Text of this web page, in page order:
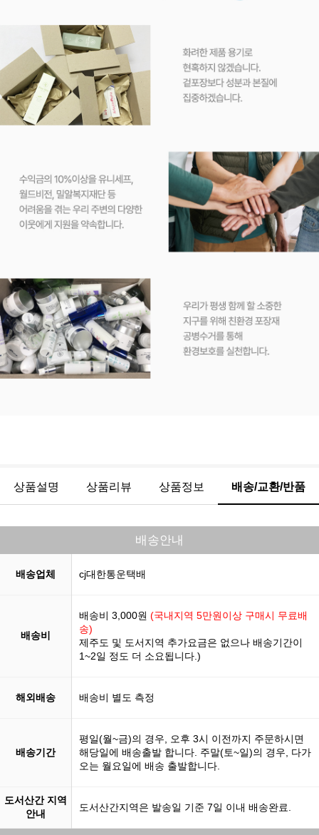
상품설명 상품리뷰 상품정보 배송/교환/반품
배송안내
배송업체 cj대한통운택배
배송비
배송비 3,000원 (국내지역 5만원이상 구매시 무료배
송)
제주도 및 도서지역 추가요금은 없으나 배송기간이
1~2일 정도 더 소요됩니다.)
해외배송 배송비 별도 측정
배송기간
평일(월~금)의 경우, 오후 3시 이전까지 주문하시면
해당일에 배송출발 합니다. 주말(토~일)의 경우, 다가
오는 월요일에 배송 출발합니다.
도서산간 지역
안내
도서산간지역은 발송일 기준 7일 이내 배송완료.